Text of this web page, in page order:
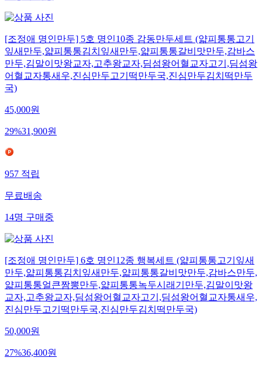
[조정애 명인만두] 5호 명인10종 감동만두세트 (얇피통통고기
잎새만두,얇피통통김치잎새만두,얇피통통갈비맛만두,감바스
만두,김말이맛왕교자,고추왕교자,딤섬왕어혈교자고기,딤섬왕
어혈교자통새우,진심만두고기떡만두국,진심만두김치떡만두
국)
45,000원
29%31,900원
957적립
무료배송
14명구매중
[조정애 명인만두] 6호 명인12종 행복세트 (얇피통통고기잎새
만두,얇피통통김치잎새만두,얇피통통갈비맛만두,감바스만두,
얇피통통얼큰짬뽕만두,얇피통통녹두시래기만두,김말이맛왕
교자,고추왕교자,딤섬왕어혈교자고기,딤섬왕어혈교자통새우,
진심만두고기떡만두국,진심만두김치떡만두국)
50,000원
27%36,400원